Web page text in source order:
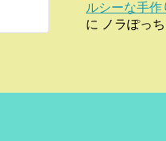
ルシーな手作
に ノラぽっち